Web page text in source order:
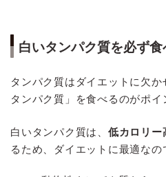
白いタンパク質を必ず食
タンパク質はダイエットに欠
タンパク質」を食べるのがポイ
白いタンパク質は、 低カロリー
るため、ダイエットに最適なの